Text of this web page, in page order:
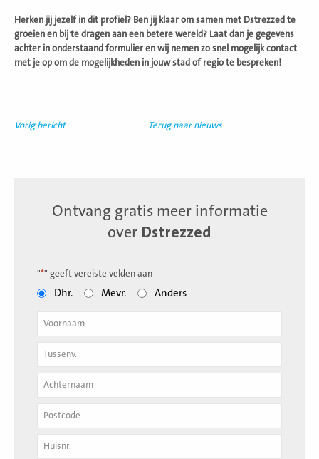
Herken jij jezelf in dit profiel? Ben jij klaar om samen met Dstrezzed te
groeien en bij te dragen aan een betere wereld? Laat dan je gegevens
achter in onderstaand formulier en wij nemen zo snel mogelijk contact
met je op om de mogelijkheden in jouw stad of regio te bespreken!
Vorig bericht Terug naar nieuws
Ontvang gratis meer informatie
over Dstrezzed
"*" geeft vereiste velden aan
Dhr. Mevr. Anders